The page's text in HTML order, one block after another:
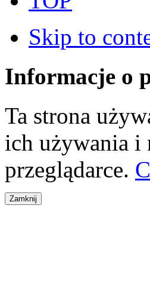
Skip to
Informacje o
Ta strona
ich używania i
przeglądarce.